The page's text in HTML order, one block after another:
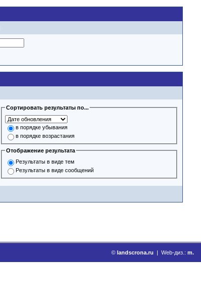
Сортировать результаты по...
в порядке убывания
в порядке возрастания
Отображение результата
Результаты в виде тем
Результаты в виде сообщений
© landscrona.ru | Web-диз.: m.